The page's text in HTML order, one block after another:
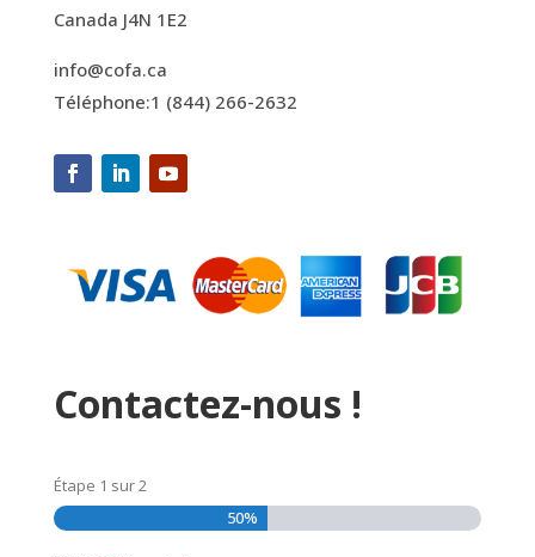
Canada J4N 1E2
info@cofa.ca
Téléphone:1 (844) 266-2632
Contactez-nous !
Étape 1 sur2
50%